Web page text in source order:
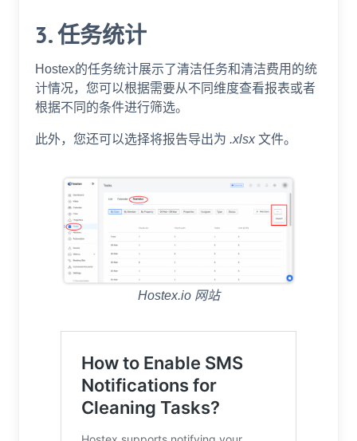
3. 任务统计
Hostex的任务统计展示了清洁任务和清洁费用的统
计情况，您可以根据需要从不同维度查看报表或者
根据不同的条件进行筛选。
此外，您还可以选择将报告导出为 .xlsx文件。
Hostex.io 网站